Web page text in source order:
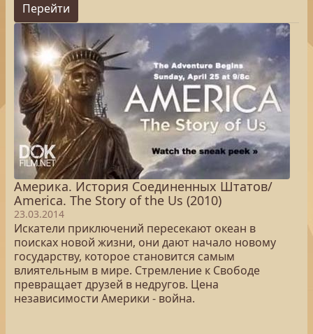
Перейти
Америка. История Соединенных Штатов/
America. The Story of the Us (2010)
23.03.2014
Искатели приключений пересекают океан в
поисках новой жизни, они дают начало новому
государству, которое становится самым
влиятельным в мире. Стремление к Свободе
превращает друзей в недругов. Цена
независимости Америки - война.